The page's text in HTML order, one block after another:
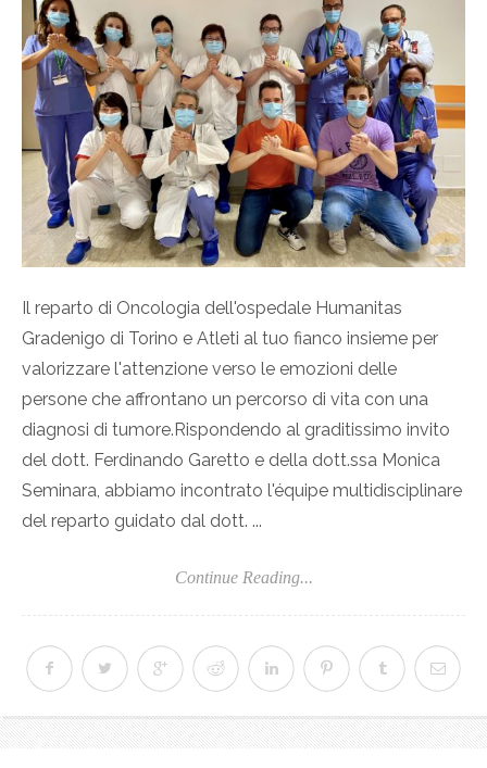
Il reparto di Oncologia dell'ospedale Humanitas
Gradenigo di Torino e Atleti al tuo fianco insieme per
valorizzare l'attenzione verso le emozioni delle
persone che affrontano un percorso di vita con una
diagnosi di tumore.Rispondendo al graditissimo invito
del dott. Ferdinando Garetto e della dott.ssa Monica
Seminara, abbiamo incontrato l'équipe multidisciplinare
del reparto guidato dal dott. ...
Continue Reading...